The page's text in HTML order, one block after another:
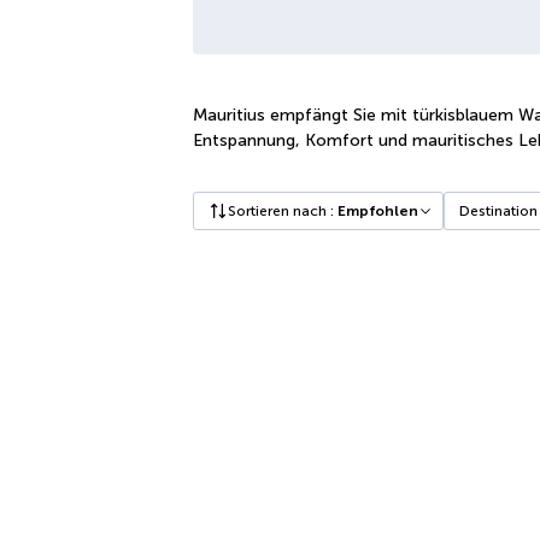
Mauritius empfängt Sie mit türkisblauem
Entspannung, Komfort und mauritisches
Sortieren nach : Empfohlen Destination